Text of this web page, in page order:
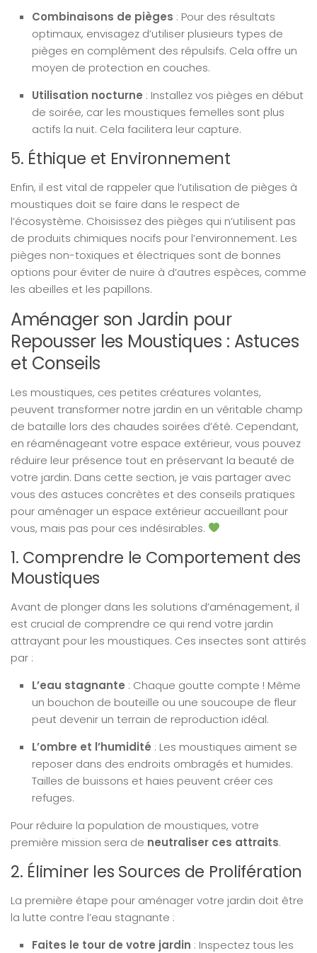
Combinaisons de pièges : Pour des résultats
optimaux, envisagez d’utiliser plusieurs types de
pièges en complément des répulsifs. Cela offre un
moyen de protection en couches.
Utilisation nocturne : Installez vos pièges en début
de soirée, car les moustiques femelles sont plus
actifs la nuit. Cela facilitera leur capture.
5. Éthique et Environnement
Enfin, il est vital de rappeler que l’utilisation de pièges à
moustiques doit se faire dans le respect de
l’écosystème. Choisissez des pièges qui n’utilisent pas
de produits chimiques nocifs pour l’environnement. Les
pièges non-toxiques et électriques sont de bonnes
options pour éviter de nuire à d’autres espèces, comme
les abeilles et les papillons.
Aménager son Jardin pour
Repousser les Moustiques : Astuces
et Conseils
Les moustiques, ces petites créatures volantes,
peuvent transformer notre jardin en un véritable champ
de bataille lors des chaudes soirées d’été. Cependant,
en réaménageant votre espace extérieur, vous pouvez
réduire leur présence tout en préservant la beauté de
votre jardin. Dans cette section, je vais partager avec
vous des astuces concrètes et des conseils pratiques
pour aménager un espace extérieur accueillant pour
vous, mais pas pour ces indésirables.
1. Comprendre le Comportement des
Moustiques
Avant de plonger dans les solutions d’aménagement, il
est crucial de comprendre ce qui rend votre jardin
attrayant pour les moustiques. Ces insectes sont attirés
par :
L’eau stagnante : Chaque goutte compte ! Même
un bouchon de bouteille ou une soucoupe de fleur
peut devenir un terrain de reproduction idéal.
L’ombre et l’humidité : Les moustiques aiment se
reposer dans des endroits ombragés et humides.
Tailles de buissons et haies peuvent créer ces
refuges.
Pour réduire la population de moustiques, votre
première mission sera de neutraliser ces attraits.
2. Éliminer les Sources de Prolifération
La première étape pour aménager votre jardin doit être
la lutte contre l’eau stagnante :
Faites le tour de votre jardin : Inspectez tous les